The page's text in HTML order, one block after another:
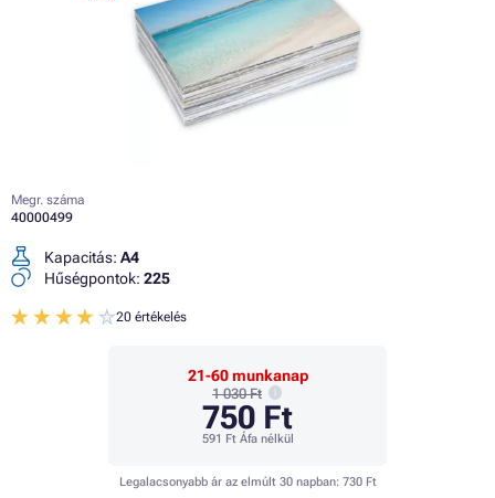
Megr. száma
40000499
Kapacitás: A4
Hűségpontok: 225
20 értékelés
21-60 munkanap
1 030 Ft
750 Ft
591 FtÁfa nélkül
Legalacsonyabb ár az elmúlt 30 napban: 730 Ft